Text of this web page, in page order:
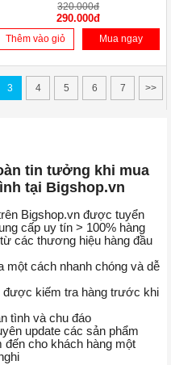
320.000đ
290.000đ
Thêm vào giỏ Mua ngay
3 4 5 6 7 >>
tin tưởng khi mua
tại Bigshop.vn
Bigshop.vn được tuyển
cấp uy tín > 100% hàng
các thương hiệu hàng đầu
một cách nhanh chóng và dễ
được kiếm tra hàng trước khi
tình và chu đáo
update các sản phẩm
đến cho khách hàng một